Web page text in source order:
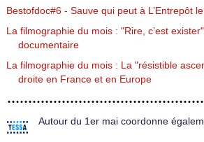
Bestofdoc#6 - Sauve qui peut à L’Entrepôt
La filmographie du mois : "Rire, c’est
documentaire
La filmographie du mois : La "résistible
droite en France et en Europe
Autour du 1er mai coordonne